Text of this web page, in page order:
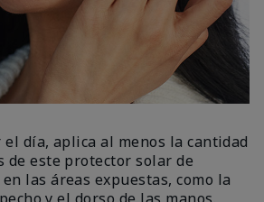
día, aplica al menos la cantidad
de este protector solar de
las áreas expuestas, como la